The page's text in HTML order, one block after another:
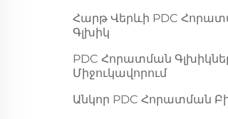
Հարթ Վերևի PDC
Գլխիկ
PDC Հորատման
Միջուկավորում
Անկոր PDC Հորատման